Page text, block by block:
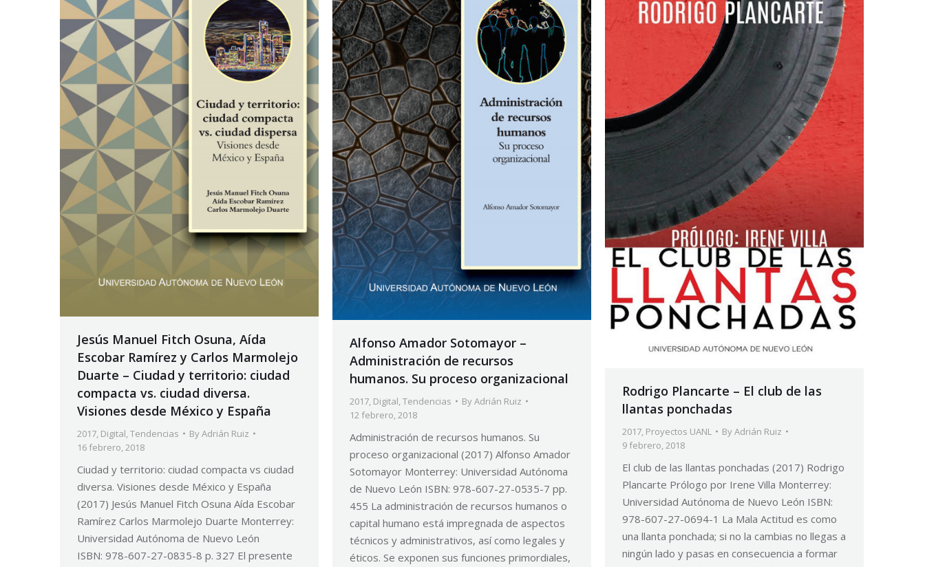
Jesús Manuel Fitch Osuna, Aída
Escobar Ramírez y Carlos Marmolejo
Duarte – Ciudad y territorio: ciudad
compacta vs. ciudad diversa.
Visiones desde México y España
2017, Digital,Tendencias ByAdrián Ruiz
16 febrero, 2018
Ciudad y territorio: ciudad compacta vs ciudad
diversa. Visiones desde México y España
(2017) Jesús Manuel Fitch Osuna Aída Escobar
Ramírez Carlos Marmolejo Duarte Monterrey:
Universidad Autónoma de Nuevo León
ISBN: 978-607-27-0835-8 p. 327 El presente
Alfonso Amador Sotomayor –
Administración de recursos
humanos. Su proceso organizacional
2017, Digital,Tendencias ByAdrián Ruiz
12 febrero, 2018
Administración de recursos humanos. Su
proceso organizacional (2017) Alfonso Amador
Sotomayor Monterrey: Universidad Autónoma
de Nuevo León ISBN: 978-607-27-0535-7 pp.
455 La administración de recursos humanos o
capital humano está impregnada de aspectos
técnicos y administrativos, así como legales y
éticos. Se exponen sus funciones primordiales,
Rodrigo Plancarte – El club de las
llantas ponchadas
2017, Proyectos UANL ByAdrián Ruiz
9 febrero, 2018
El club de las llantas ponchadas (2017) Rodrigo
Plancarte Prólogo por Irene Villa Monterrey:
Universidad Autónoma de Nuevo León ISBN:
978-607-27-0694-1 La Mala Actitud es como
una llanta ponchada; si no la cambias no llegas a
ningún lado y pasas en consecuencia a formar